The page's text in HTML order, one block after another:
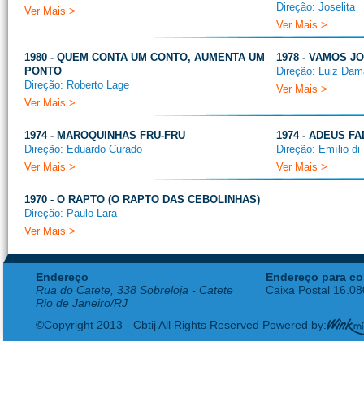
Ver Mais >
Direção: Joselita
Ver Mais >
1980 - QUEM CONTA UM CONTO, AUMENTA UM
PONTO
Direção: Roberto Lage
Ver Mais >
1978 - VAMOS
Direção: Luiz
Ver Mais >
1974 - MAROQUINHAS FRU-FRU
Direção: Eduardo Curado
Ver Mais >
1974 - ADEUS
Direção: Emílio di
Ver Mais >
1970 - O RAPTO (O RAPTO DAS CEBOLINHAS)
Direção: Paulo Lara
Ver Mais >
Endereço
Rua do Catete, 338 Sobreloja - Catete
Rio de Janeiro/RJ
Endereço para
Caixa Postal
©Copyright 2013 - Cbtij All Rights Reserved Powered by: